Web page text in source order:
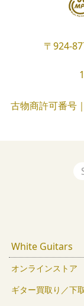
〒924-
古物商許可番号
White Guitars
オンラインストア
ギター買取り／下